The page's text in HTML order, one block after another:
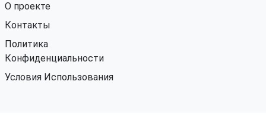
О проекте
Контакты
Политика
Конфиденциальности
Условия Использования